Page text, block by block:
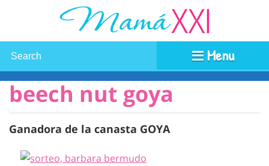
Menu
beech nut goya
Ganadora de la canasta GOYA